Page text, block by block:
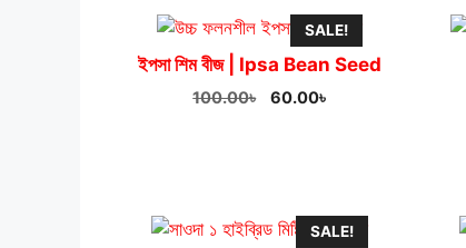
950.00৳
SALE!
ইপসা শিম বীজ | Ipsa Bean Seed
100.00৳
Original
60.00৳Current
SALE!